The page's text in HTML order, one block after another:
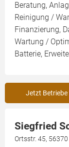
Beratung,
Reinigung /
Finanzierung,
Wartung /
Batterie,
Jetzt
Siegfried
Ortsstr. 45,